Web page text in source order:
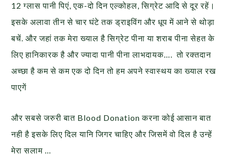
12 ग्लास पानी पिएं, एक-दो दिन एल्कोहल, सिग्रेट आदि से दूर रहें।
इसके अलावा तीन से चार घंटे तक ड्राइविंग और धूप में आने से थोड़ा
बचें. और जहां तक मेरा ख्याल है सिग्रेट पीना या शराब पीना सेहत के
लिए हानिकारक है और ज्यादा पानी पीना लाभदायक…. तो रक्तदान
अच्छा है कम से कम एक दो दिन तो हम अपने स्वास्थय का ख्याल रख
पाएगें
और सबसे जरुरी बात Blood Donation करना कोई आसान बात
नही है इसके लिए दिल यानि जिगर चाहिए और जिसमें वो दिल है उन्हें
मेरा सलाम …